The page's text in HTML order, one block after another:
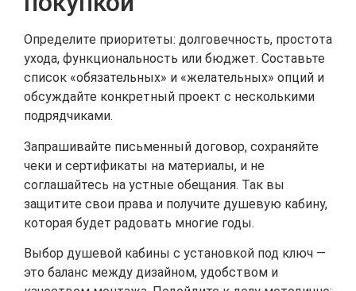
Определите приоритеты: долговечность, простота
ухода, функциональность или бюджет. Составьте
список «обязательных» и «желательных» опций и
обсуждайте конкретный проект с несколькими
подрядчиками.
Запрашивайте письменный договор, сохраняйте
чеки и сертификаты на материалы, и не
соглашайтесь на устные обещания. Так вы
защитите свои права и получите душевую кабину,
которая будет радовать многие годы.
Выбор душевой кабины с установкой под ключ —
это баланс между дизайном, удобством и